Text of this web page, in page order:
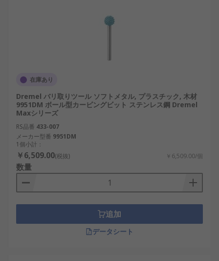
在庫あり
Dremel バリ取りツール ソフトメタル, プラスチック, 木材
9951DM ボール型カービングビット ステンレス鋼 Dremel
Maxシリーズ
RS品番 433-007
メーカー型番 9951DM
1個小計：
￥6,509.00(税抜) ￥6,509.00/個
数量
追加
データシート